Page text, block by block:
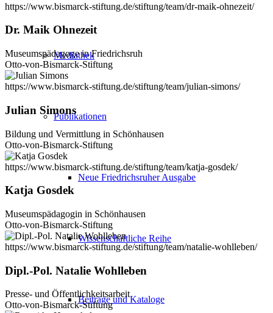
Mediathek
Publikationen
Neue Friedrichsruher Ausgabe
Wissenschaftliche Reihe
Beiträge und Kataloge
https://www.bismarck-stiftung.de/stiftung/team/dr-maik-ohnezeit/
Dr. Maik Ohnezeit
Museumspädagoge in Friedrichsruh
Otto-von-Bismarck-Stiftung
https://www.bismarck-stiftung.de/stiftung/team/julian-simons/
Julian Simons
Bildung und Vermittlung in Schönhausen
Otto-von-Bismarck-Stiftung
https://www.bismarck-stiftung.de/stiftung/team/katja-gosdek/
Katja Gosdek
Museumspädagogin in Schönhausen
Otto-von-Bismarck-Stiftung
https://www.bismarck-stiftung.de/stiftung/team/natalie-wohlleben/
Dipl.-Pol. Natalie Wohlleben
Presse- und Öffentlichkeitsarbeit
Otto-von-Bismarck-Stiftung